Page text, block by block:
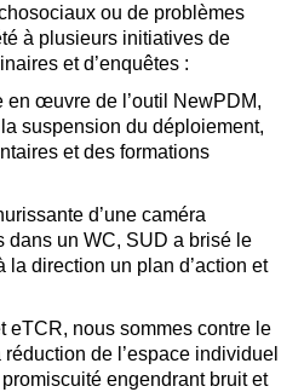
ou de problèmes
à plusieurs initiatives de
et d’enquêtes :
en œuvre de l’outil NewPDM,
suspension du déploiement,
et des formations
d’une caméra
dans un WC, SUD a brisé le
la direction un plan d’action et
eTCR, nous sommes contre le
de l’espace individuel
engendrant bruit et